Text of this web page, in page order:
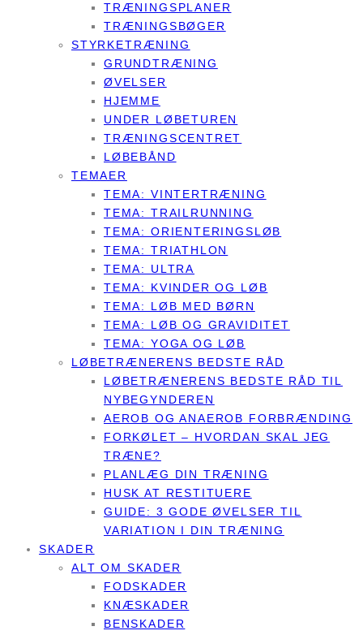
TRÆNINGSPLANER
TRÆNINGSBØGER
STYRKETRÆNING
GRUNDTRÆNING
ØVELSER
HJEMME
UNDER LØBETUREN
TRÆNINGSCENTRET
LØBEBÅND
TEMAER
TEMA: VINTERTRÆNING
TEMA: TRAILRUNNING
TEMA: ORIENTERINGSLØB
TEMA: TRIATHLON
TEMA: ULTRA
TEMA: KVINDER OG LØB
TEMA: LØB MED BØRN
TEMA: LØB OG GRAVIDITET
TEMA: YOGA OG LØB
LØBETRÆNERENS BEDSTE RÅD
LØBETRÆNERENS BEDSTE RÅD TIL
NYBEGYNDEREN
AEROB OG ANAEROB FORBRÆNDING
FORKØLET – HVORDAN SKAL JEG
TRÆNE?
PLANLÆG DIN TRÆNING
HUSK AT RESTITUERE
GUIDE: 3 GODE ØVELSER TIL
VARIATION I DIN TRÆNING
SKADER
ALT OM SKADER
FODSKADER
KNÆSKADER
BENSKADER